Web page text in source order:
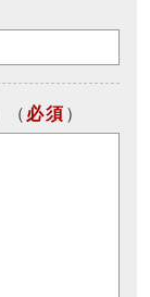
（ 必須 ）